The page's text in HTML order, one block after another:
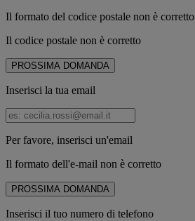
Il formato del codice postale non è corretto
Il codice postale non è corretto
PROSSIMA DOMANDA
Inserisci la tua email
Per favore, inserisci un'email
Il formato dell'e-mail non è corretto
PROSSIMA DOMANDA
Inserisci il tuo numero di telefono